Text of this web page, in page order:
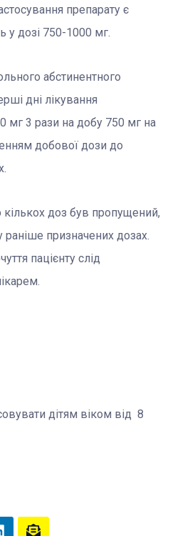
препарату є
у дозі 750-1000 мг.
абстинентного
дні лікування
мг 3 рази на добу 750 мг на
добової дози до
доз був пропущений,
призначених дозах.
пацієнту слід
дітям віком від 8